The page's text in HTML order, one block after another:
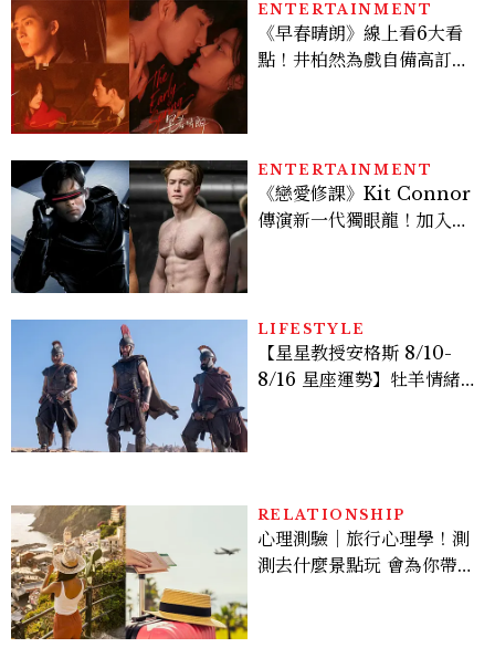
ENTERTAINMENT
《早春晴朗》線上看6大看
點！井柏然為戲自備高訂，
ENTERTAINMENT
《戀愛修課》Kit Connor
傳演新一代獨眼龍！加入新
LIFESTYLE
【星星教授安格斯 8/10-
8/16 星座運勢】牡羊情緒
RELATIONSHIP
心理測驗｜旅行心理學！測
測去什麼景點玩 會為你帶來